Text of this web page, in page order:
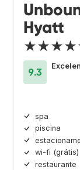
Hyatt
9.3
spa
piscina
wi-fi (grátis)
restaurante